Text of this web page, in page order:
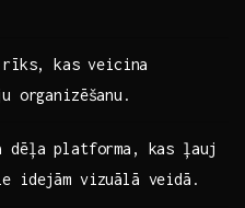
⁤rīks, kas⁣ veicina
organizēšanu.
platforma, kas ļauj
idejām vizuālā veidā.